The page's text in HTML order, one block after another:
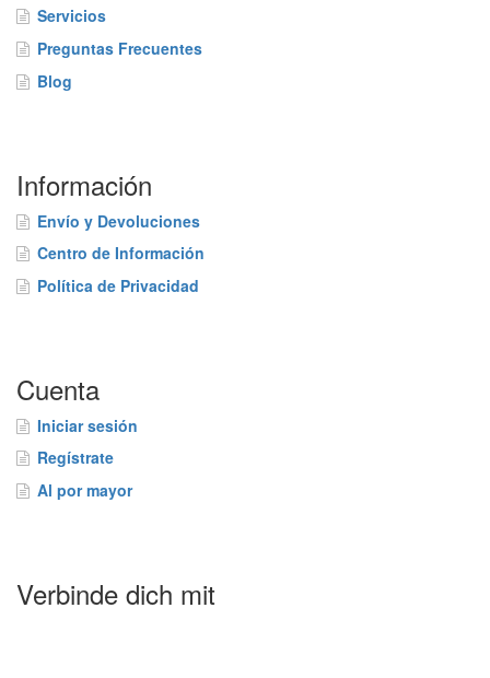
Servicios
Preguntas Frecuentes
Blog
Información
Envío y Devoluciones
Centro de Información
Política de Privacidad
Cuenta
Iniciar sesión
Regístrate
Al por mayor
Verbinde dich mit